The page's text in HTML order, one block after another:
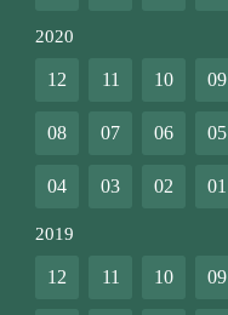
2020
12 11 10 09
08 07 06 05
04 03 02 01
2019
12 11 10 09